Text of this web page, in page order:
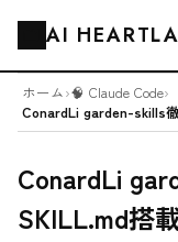
AI
ホーム›🧠 Claude Code›
ConardLi
SKILL.md搭